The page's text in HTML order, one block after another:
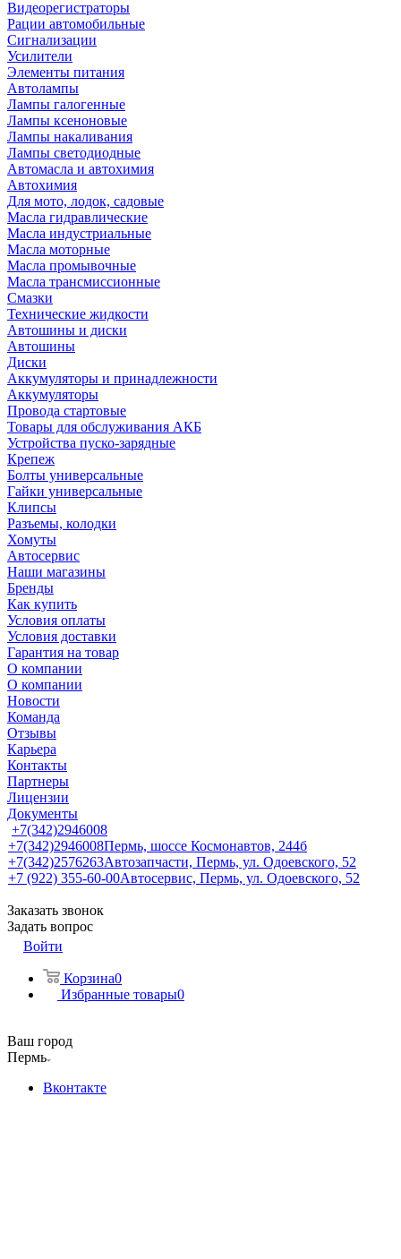
Видеорегистраторы
Рации автомобильные
Сигнализации
Усилители
Элементы питания
Автолампы
Лампы галогенные
Лампы ксеноновые
Лампы накаливания
Лампы светодиодные
Автомасла и автохимия
Автохимия
Для мото, лодок, садовые
Масла гидравлические
Масла индустриальные
Масла моторные
Масла промывочные
Масла трансмиссионные
Смазки
Технические жидкости
Автошины и диски
Автошины
Диски
Аккумуляторы и принадлежности
Аккумуляторы
Провода стартовые
Товары для обслуживания АКБ
Устройства пуско-зарядные
Крепеж
Болты универсальные
Гайки универсальные
Клипсы
Разъемы, колодки
Хомуты
Автосервис
Наши магазины
Бренды
Как купить
Условия оплаты
Условия доставки
Гарантия на товар
О компании
О компании
Новости
Команда
Отзывы
Карьера
Контакты
Партнеры
Лицензии
Документы
+7(342)2946008
+7(342)2946008Пермь, шоссе Космонавтов, 244б
+7(342)2576263Автозапчасти, Пермь, ул. Одоевского, 52
+7 (922) 355-60-00Автосервис, Пермь, ул. Одоевского, 52
Заказать звонок
Задать вопрос
Войти
Корзина0
Избранные товары0
Ваш город
Пермь
Вконтакте